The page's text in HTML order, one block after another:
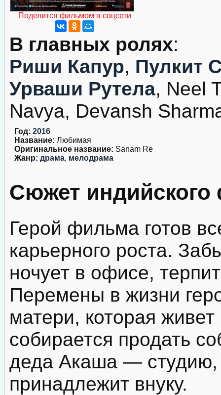
Поделится фильмом в соцсети
В главных ролях:
Риши Капур, Пулкит
Урваши Рутела, Neel
Navya, Devansh
Год: 2016
Название: Любимая
Оригинальное название: Sanam Re
Жанр: драма, мелодрама
Сюжет
Герой фильма готов
карьерного роста.
ночует в офисе,
Перемены в жизни
матери, которая
собирается продать
деда Акаша — студию,
принадлежит внуку.